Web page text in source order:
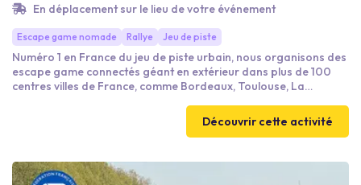
En déplacement sur le lieu de votre événement
Escape game nomade Rallye Jeu de piste
Numéro 1 en France du jeu de piste urbain, nous organisons des
escape game connectés géant en extérieur dans plus de 100
centres villes de France, comme Bordeaux, Toulouse, La
équipes de 3 à 5 personnes, vous disposez de 60 minutes pour
résoudre des énigmes et relever des défis dans les rues de la
d'intérêt, guidés par notre appli de jeu).
Découvrir cette activité